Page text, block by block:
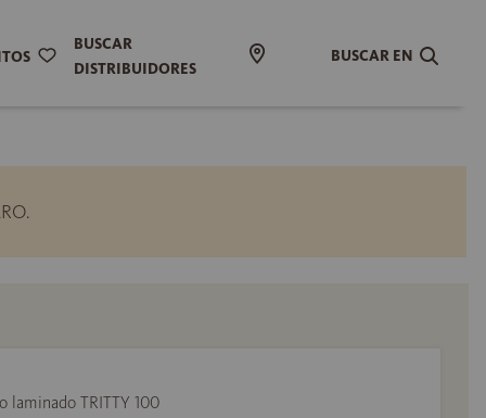
BUSCAR
DISTRIBUIDORES
BUSCAR EN
laminado TRITTY 100